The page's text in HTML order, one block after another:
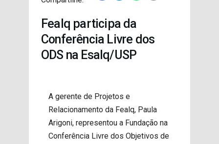
Fealq participa da
Conferência Livre dos
ODS na Esalq/USP
A gerente de Projetos e
Relacionamento da Fealq, Paula
Arigoni, representou a Fundação na
Conferência Livre dos Objetivos de